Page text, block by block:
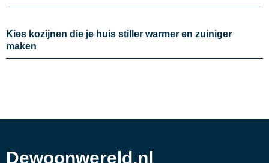
Kies kozijnen die je huis stiller warmer en zuiniger
maken
Dewoonwereld.nl